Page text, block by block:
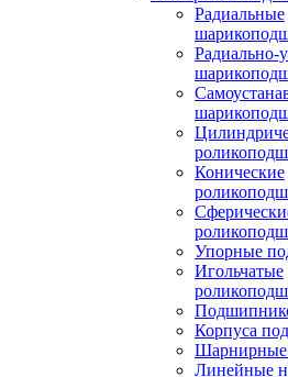
Радиальные
Радиально-
Конические
Упорные
Игольчатые
Корпуса
Линейные